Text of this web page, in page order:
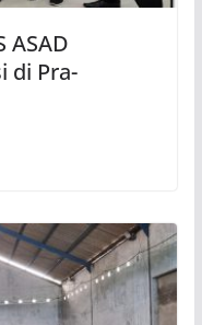
ASAD
di Pra-